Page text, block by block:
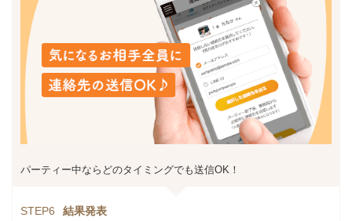
パーティー中ならどのタイミングでも送信OK！
STEP6 結果発表